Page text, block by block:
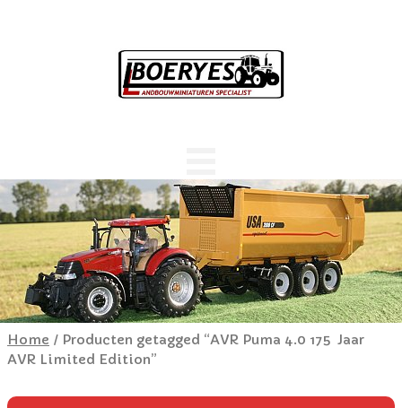
Home / Producten getagged “AVR Puma 4.0 175 Jaar
AVR Limited Edition”